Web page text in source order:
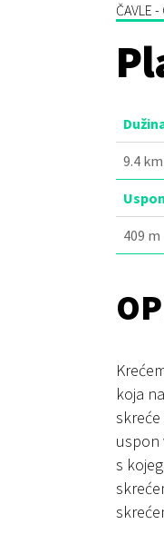
ČAVLE -
9.4 km
Uspon
409 m
koja
uspon
s